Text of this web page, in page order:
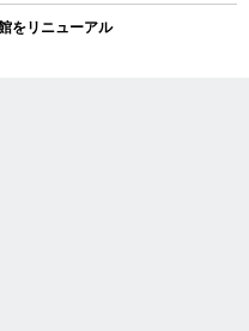
をリニューアル